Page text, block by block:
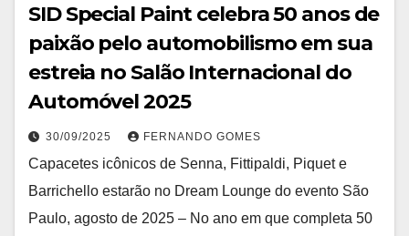
SID Special Paint celebra 50 anos de
paixão pelo automobilismo em sua
estreia no Salão Internacional do
Automóvel 2025
30/09/2025 FERNANDO GOMES
Capacetes icônicos de Senna, Fittipaldi, Piquet e
Barrichello estarão no Dream Lounge do evento São
Paulo, agosto de 2025 – No ano em que completa 50